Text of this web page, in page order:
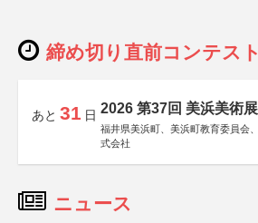
締め切り直前コンテスト
あと 31 日 2026 第37回 美浜美術展
福井県美浜町、美浜町教育委員会
式会社
ニュース